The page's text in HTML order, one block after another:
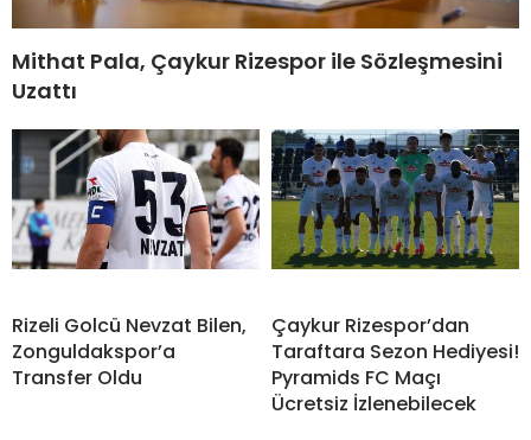
Mithat Pala, Çaykur Rizespor ile Sözleşmesini
Uzattı
Rizeli Golcü Nevzat Bilen,
Zonguldakspor’a
Transfer Oldu
Çaykur Rizespor’dan
Taraftara Sezon Hediyesi!
Pyramids FC Maçı
Ücretsiz İzlenebilecek